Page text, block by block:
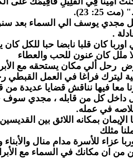
25: 23).
مجدي يوسف الي السماء بعد
.
كان قلبا نابضا حبا للكل كان
ملل كان عنون للحب والعطاء
رحل ألي مكان يستحقه مع
ليترك فراغا في العمل القبطي
فيها نناقش قضايا عديدة من
داخل كل من قابله ، مجدي
في عمله.
بمكانه اللائق بين القديسين
مثلك
عزاء للأسرة مدام منال والأبناء
من ان مكانك في السماء مع